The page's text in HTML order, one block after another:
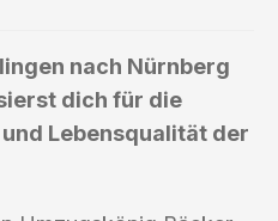
nach Nürnberg
dich für die
Lebensqualität der